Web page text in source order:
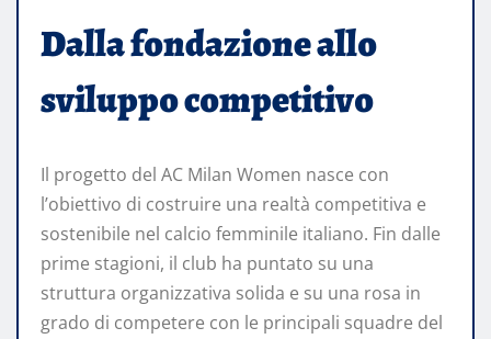
Dalla fondazione allo
sviluppo competitivo
Il progetto del AC Milan Women nasce con
l’obiettivo di costruire una realtà competitiva e
sostenibile nel calcio femminile italiano. Fin dalle
prime stagioni, il club ha puntato su una
struttura organizzativa solida e su una rosa in
grado di competere con le principali squadre del